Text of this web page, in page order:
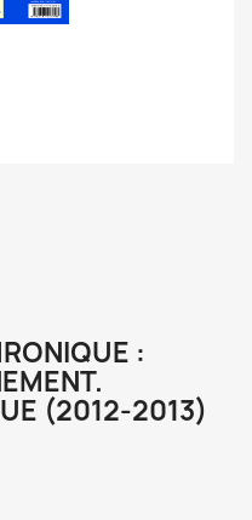
:
(2012-2013)